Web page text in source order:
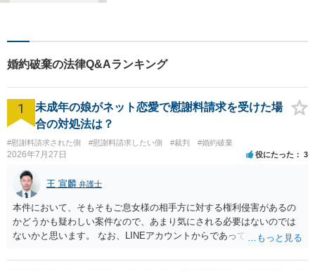
婚約破棄の法律Q&Aランキング
1
未成年の娘がネット恋愛で慰謝料請求を受けた場
合の対処法は？
#慰謝料請求された側 #慰謝料請求したい側 #裁判 #婚約破棄
2026年7月27日 役にたった 3
王 宣麟 弁護士
本件において、そもそもご息女様の相手方に対する権利侵害があるの
かどうかも疑わしい案件なので、あまり気にされる必要はないのでは
ないかと思います。 なお、LINEアカウントからであっても、そこに紐
るパターンはありえるものの、本件のような精神的損害が発生したと